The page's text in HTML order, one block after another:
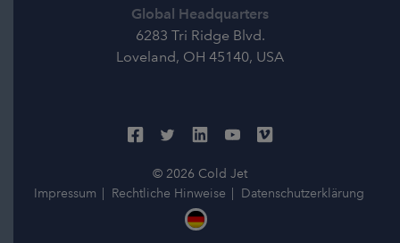
Global Headquarters
6283 Tri Ridge Blvd.
Loveland, OH 45140, USA
© 2026 Cold Jet
Impressum
Rechtliche Hinweise Datenschutzerklärung